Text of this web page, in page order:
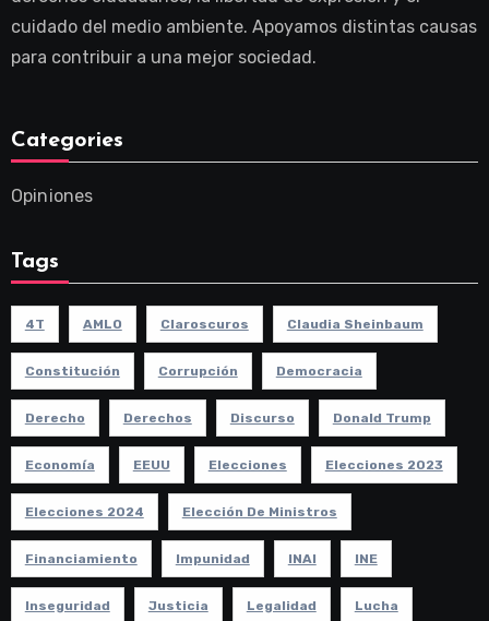
cuidado del medio ambiente. Apoyamos distintas causas
para contribuir a una mejor sociedad.
Categories
Opiniones
Tags
4T AMLO Claroscuros Claudia Sheinbaum
Constitución Corrupción Democracia
Derecho Derechos Discurso Donald Trump
Economía EEUU Elecciones Elecciones 2023
Elecciones 2024 Elección De Ministros
Financiamiento Impunidad INAI INE
Inseguridad Justicia Legalidad Lucha